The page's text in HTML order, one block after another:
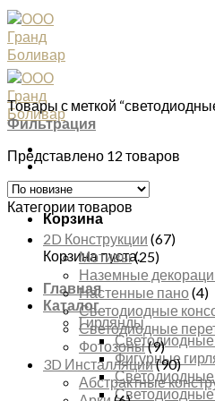
Skip
to
content
Корзина
Корзина пуста.
Главная
Каталог
Гирлянды
Светодиодные
Фигурные
Светодиодные
Товары с меткой
Фильтрация
Представлено 12 товаров
Категории товаров
2D Конструкции (67)
Мотивы(25)
Наземные
Настенные пано(4)
Светодиодные
Светодиодные
Фотозоны(9)
3D Инсталляции(90)
Абстрактные